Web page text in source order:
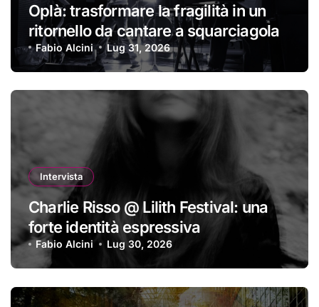
Oplà: trasformare la fragilità in un
ritornello da cantare a squarciagola
Fabio Alcini Lug 31, 2026
Intervista
Charlie Risso @ Lilith Festival: una
forte identità espressiva
Fabio Alcini Lug 30, 2026